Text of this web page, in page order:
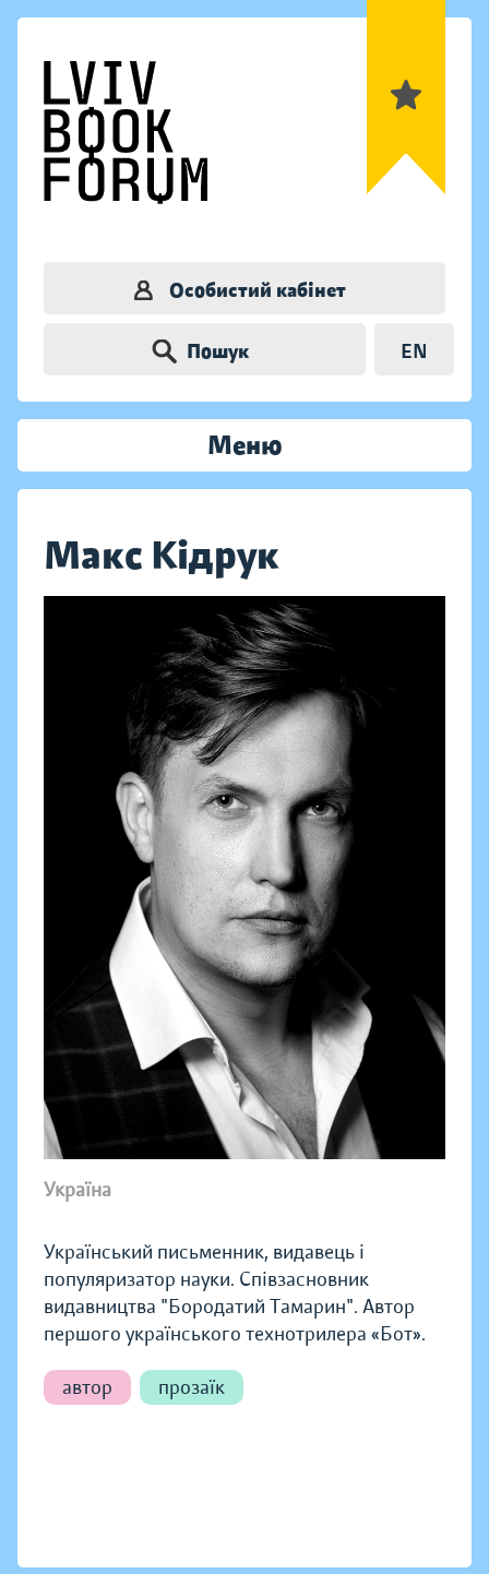
Особистий кабінет
Пошук EN
Меню
Макс Кідрук
Україна
Український письменник, видавець і
популяризатор науки. Співзасновник
видавництва "Бородатий Тамарин". Автор
першого українського технотрилера «Бот».
автор прозаїк